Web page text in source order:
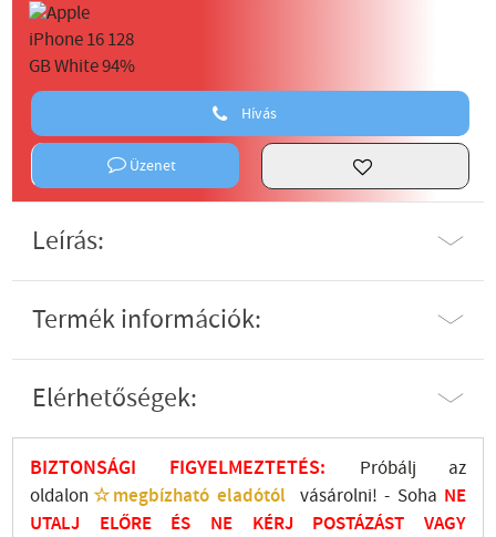
Hívás
Üzenet
Leírás:
Termék információk:
Elérhetőségek:
BIZTONSÁGI FIGYELMEZTETÉS:
Próbálj az
oldalon ☆megbízható eladótól vásárolni! - Soha NE
UTALJ ELŐRE ÉS NE KÉRJ POSTÁZÁST VAGY